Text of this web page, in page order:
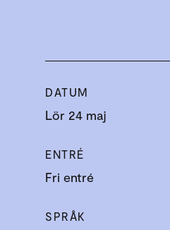
DATUM
Lör 24 maj
ENTRÉ
Fri entré
SPRÅK